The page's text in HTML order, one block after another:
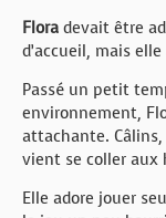
Flora devait être
d’accueil, mais
Passé un petit
environnement,
attachante. Câlins,
vient se coller aux
Elle adore jouer